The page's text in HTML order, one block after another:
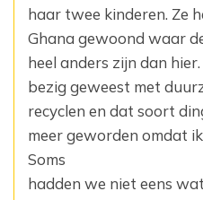
haar twee kinderen. Ze
Ghana gewoond waar
heel anders zijn dan
bezig geweest met
recyclen en dat soort
meer geworden omdat
Soms
hadden we niet eens